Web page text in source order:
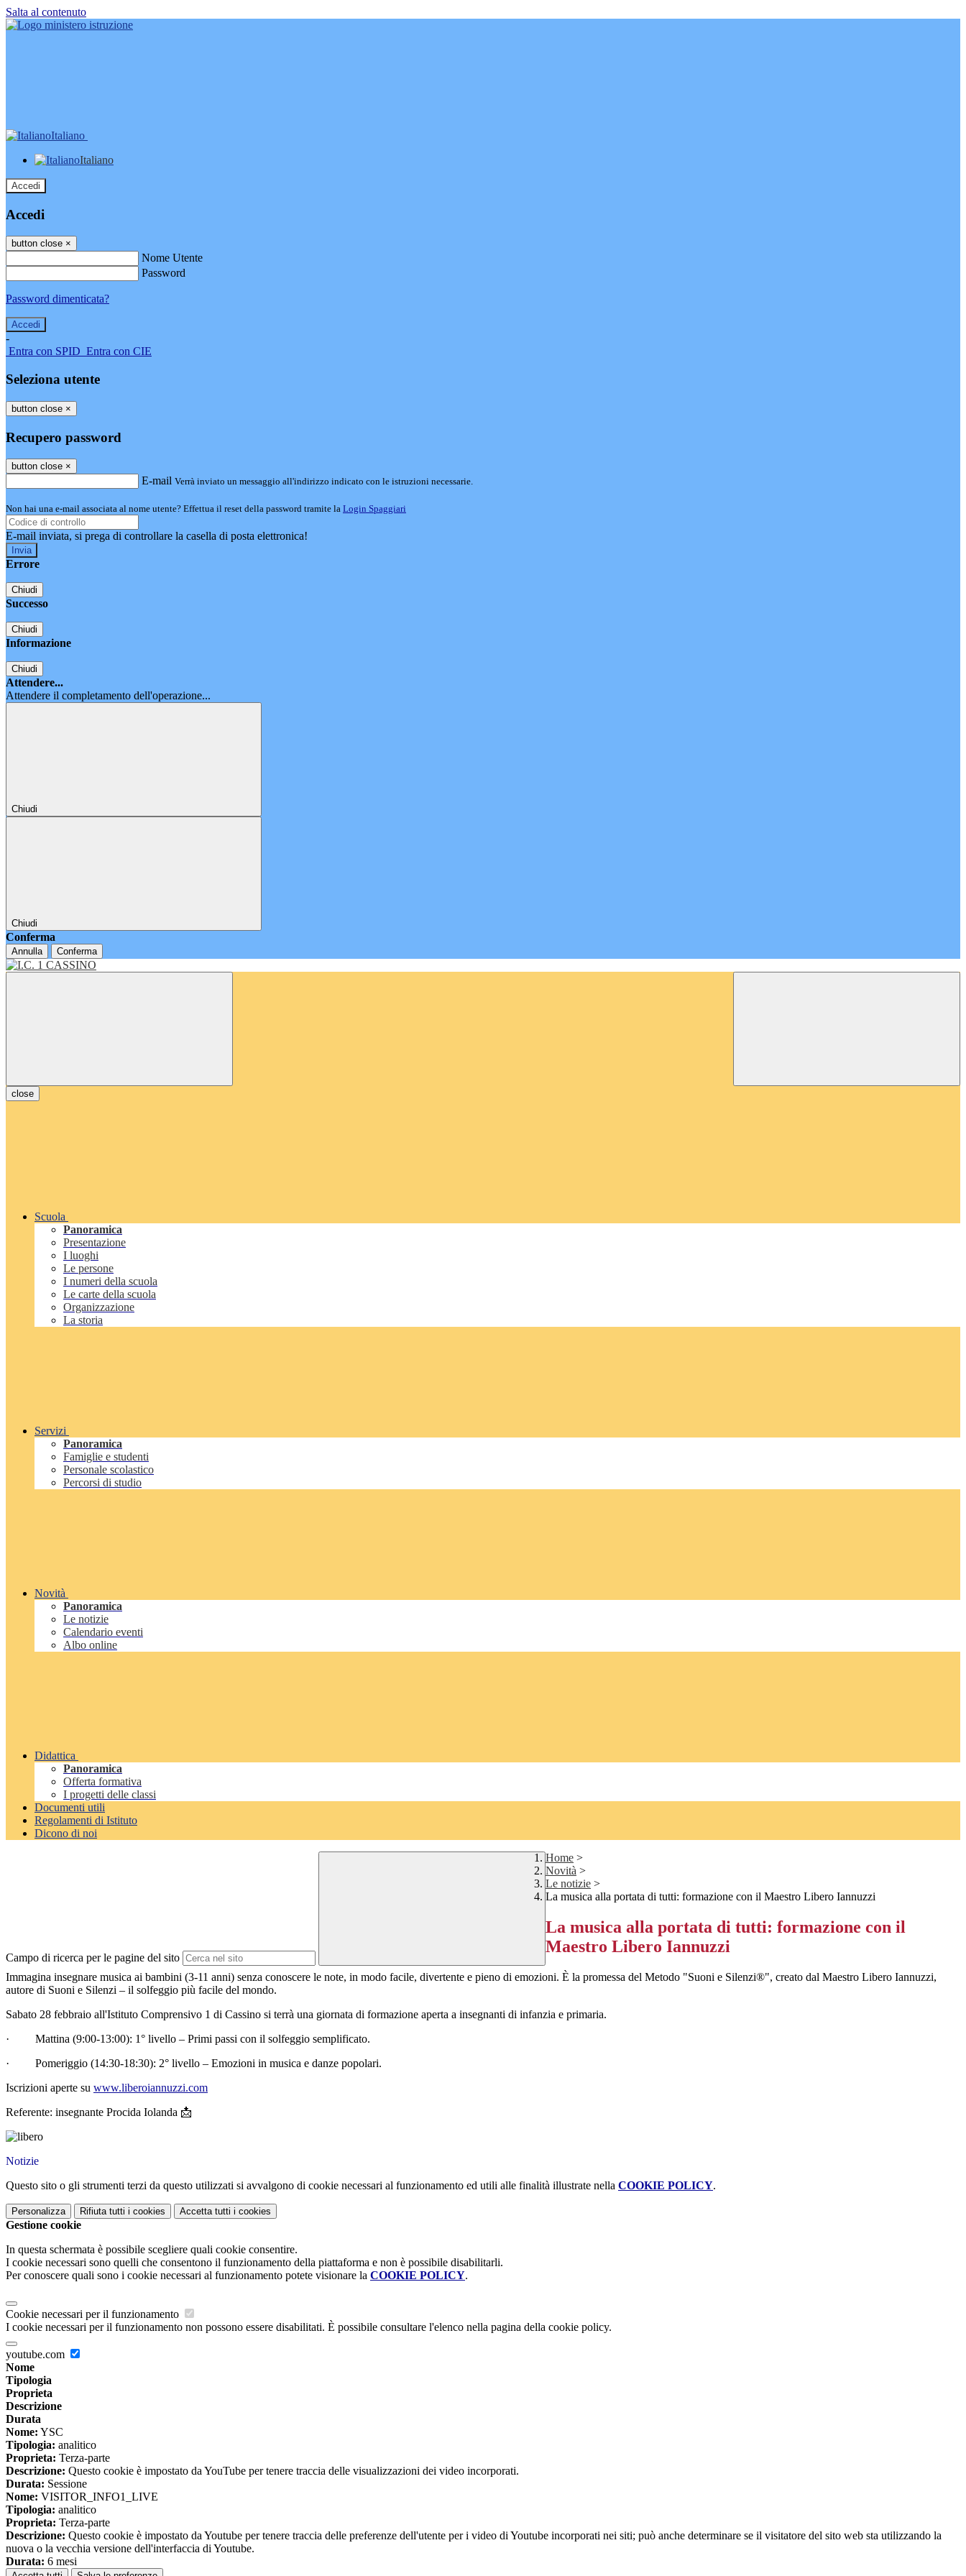
Salta al contenuto
Italiano
Italiano
Accedi
Accedi
button close ×
Nome Utente
Password
Password dimenticata?
-
Entra con SPID Entra con CIE
Seleziona utente
button close ×
Recupero password
button close ×
E-mail Verrà inviato un messaggio all'indirizzo indicato con le istruzioni necessarie.
Non hai una e-mail associata al nome utente? Effettua il reset della password tramite la Login Spaggiari
E-mail inviata, si prega di controllare la casella di posta elettronica!
Errore
Chiudi
Successo
Chiudi
Informazione
Chiudi
Attendere...
Attendere il completamento dell'operazione...
Chiudi
Chiudi
Conferma
Annulla Conferma
close
Scuola
Panoramica
Presentazione
I luoghi
Le persone
I numeri della scuola
Le carte della scuola
Organizzazione
La storia
Servizi
Panoramica
Famiglie e studenti
Personale scolastico
Percorsi di studio
Novità
Panoramica
Le notizie
Calendario eventi
Albo online
Didattica
Panoramica
Offerta formativa
I progetti delle classi
Documenti utili
Regolamenti di Istituto
Dicono di noi
Campo di ricerca per le pagine del sito
Home >
Novità >
Le notizie >
La musica alla portata di tutti: formazione con il Maestro Libero Iannuzzi
La musica alla portata di tutti: formazione con il
Maestro Libero Iannuzzi
Immagina insegnare musica ai bambini (3-11 anni) senza conoscere le note, in modo facile, divertente e pieno di emozioni. È la promessa del Metodo "Suoni e Silenzi®", creato dal Maestro Libero Iannuzzi,
autore di Suoni e Silenzi – il solfeggio più facile del mondo.
Sabato 28 febbraio all'Istituto Comprensivo 1 di Cassino si terrà una giornata di formazione aperta a insegnanti di infanzia e primaria.
· Mattina (9:00-13:00): 1° livello – Primi passi con il solfeggio semplificato.
· Pomeriggio (14:30-18:30): 2° livello – Emozioni in musica e danze popolari.
Iscrizioni aperte su www.liberoiannuzzi.com
Referente: insegnante Procida Iolanda 📩
Notizie
Questo sito o gli strumenti terzi da questo utilizzati si avvalgono di cookie necessari al funzionamento ed utili alle finalità illustrate nella COOKIE POLICY.
Personalizza Rifiuta tutti i cookies Accetta tutti i cookies
Gestione cookie
In questa schermata è possibile scegliere quali cookie consentire.
I cookie necessari sono quelli che consentono il funzionamento della piattaforma e non è possibile disabilitarli.
Per conoscere quali sono i cookie necessari al funzionamento potete visionare la COOKIE POLICY.
Cookie necessari per il funzionamento
I cookie necessari per il funzionamento non possono essere disabilitati. È possibile consultare l'elenco nella pagina della cookie policy.
youtube.com
Nome
Tipologia
Proprieta
Descrizione
Durata
Nome: YSC
Tipologia: analitico
Proprieta: Terza-parte
Descrizione: Questo cookie è impostato da YouTube per tenere traccia delle visualizzazioni dei video incorporati.
Durata: Sessione
Nome: VISITOR_INFO1_LIVE
Tipologia: analitico
Proprieta: Terza-parte
Descrizione: Questo cookie è impostato da Youtube per tenere traccia delle preferenze dell'utente per i video di Youtube incorporati nei siti; può anche determinare se il visitatore del sito web sta utilizzando la
nuova o la vecchia versione dell'interfaccia di Youtube.
Durata: 6 mesi